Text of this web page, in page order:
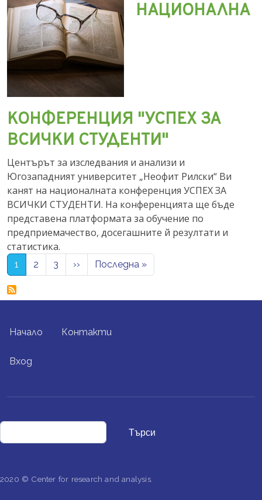
НАЦИОНАЛНА
КОНФЕРЕНЦИЯ "УСПЕХ ЗА
ВСИЧКИ СТУДЕНТИ"
Центърът за изследвания и анализи и
Югозападният университет „Неофит Рилски“ Ви
канят на националната конференция УСПЕХ ЗА
ВСИЧКИ СТУДЕНТИ. На конференцията ще бъде
представена платформата за обучение по
предприемачество, досегашните й резултати и
статистика.
Pagination
1 2 3 ›› Next page
Последна »Last page
FOOTER MENU
Начало Контакти
USER ACCOUNT MENU
Вход
Търси
2020 © Center for research and analysis.